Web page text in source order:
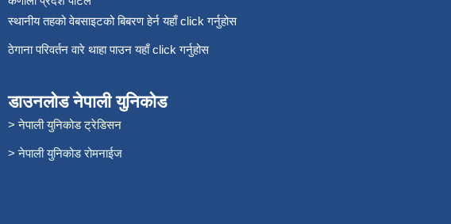
स्थानीय तहको वेबसाइटको बिबरण हेर्न यहाँ click गर्नुहोस
ठेगाना परिवर्तन वारे थाहा पाउन यहाँ click गर्नुहोस
डाउनलोड नेपाली युनिकोड
> नेपाली युनिकोड ट्रेडिसन
> नेपाली युनिकोड रोमनाईज